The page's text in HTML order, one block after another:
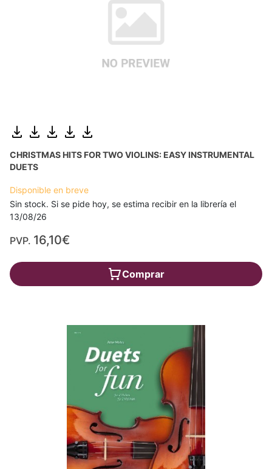
CHRISTMAS HITS FOR TWO VIOLINS: EASY INSTRUMENTAL
DUETS
Disponible en breve
Sin stock. Si se pide hoy, se estima recibir en la librería el
13/08/26
PVP. 16,10€
Comprar